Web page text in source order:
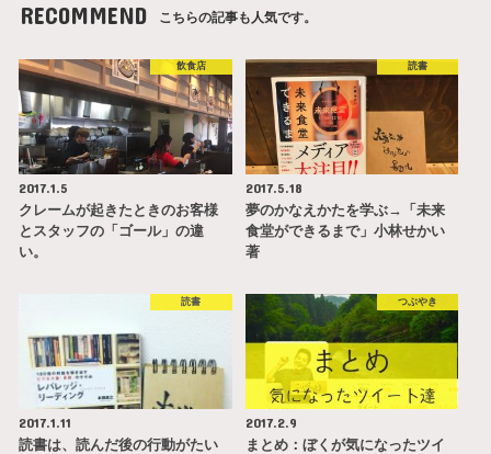
RECOMMEND こちらの記事も人気です。
飲食店
2017.1.5
クレームが起きたときのお客様
とスタッフの「ゴール」の違
い。
読書
2017.5.18
夢のかなえかたを学ぶ→「未来
食堂ができるまで」小林せかい
著
読書
2017.1.11
読書は、読んだ後の行動がたい
つぶやき
2017.2.9
まとめ：ぼくが気になったツイ